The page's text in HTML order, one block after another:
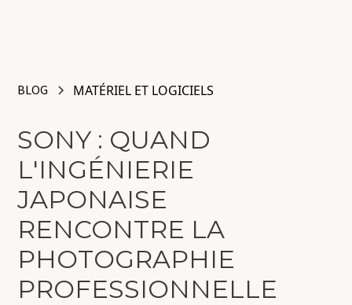
BLOG MATÉRIEL ET LOGICIELS
SONY : QUAND
L'INGÉNIERIE
JAPONAISE
RENCONTRE LA
PHOTOGRAPHIE
PROFESSIONNELLE